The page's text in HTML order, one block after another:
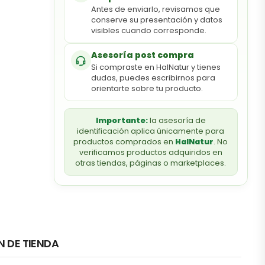
Antes de enviarlo, revisamos que
conserve su presentación y datos
visibles cuando corresponde.
Asesoría post compra
Si compraste en HalNatur y tienes
dudas, puedes escribirnos para
orientarte sobre tu producto.
Importante:la asesoría de
identificación aplica únicamente para
productos comprados en HalNatur. No
verificamos productos adquiridos en
otras tiendas, páginas o marketplaces.
DE TIENDA